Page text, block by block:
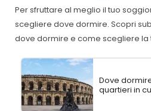
Per sfruttare al meglio il tuo
scegliere dove dormire. Scopri
dove dormire e come scegliere la
Dove
quartieri in